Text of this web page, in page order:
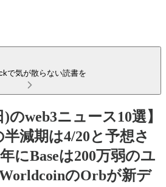
で気が散らない読書を
)のweb3ニュース10選】
減期は4/20と予想さ
にBaseは200万弱のユ
のOrbが新デ